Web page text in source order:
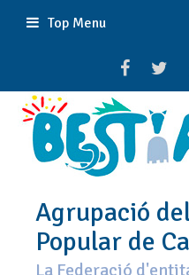
Top Menu
Agrupació
Popular de
La Federació